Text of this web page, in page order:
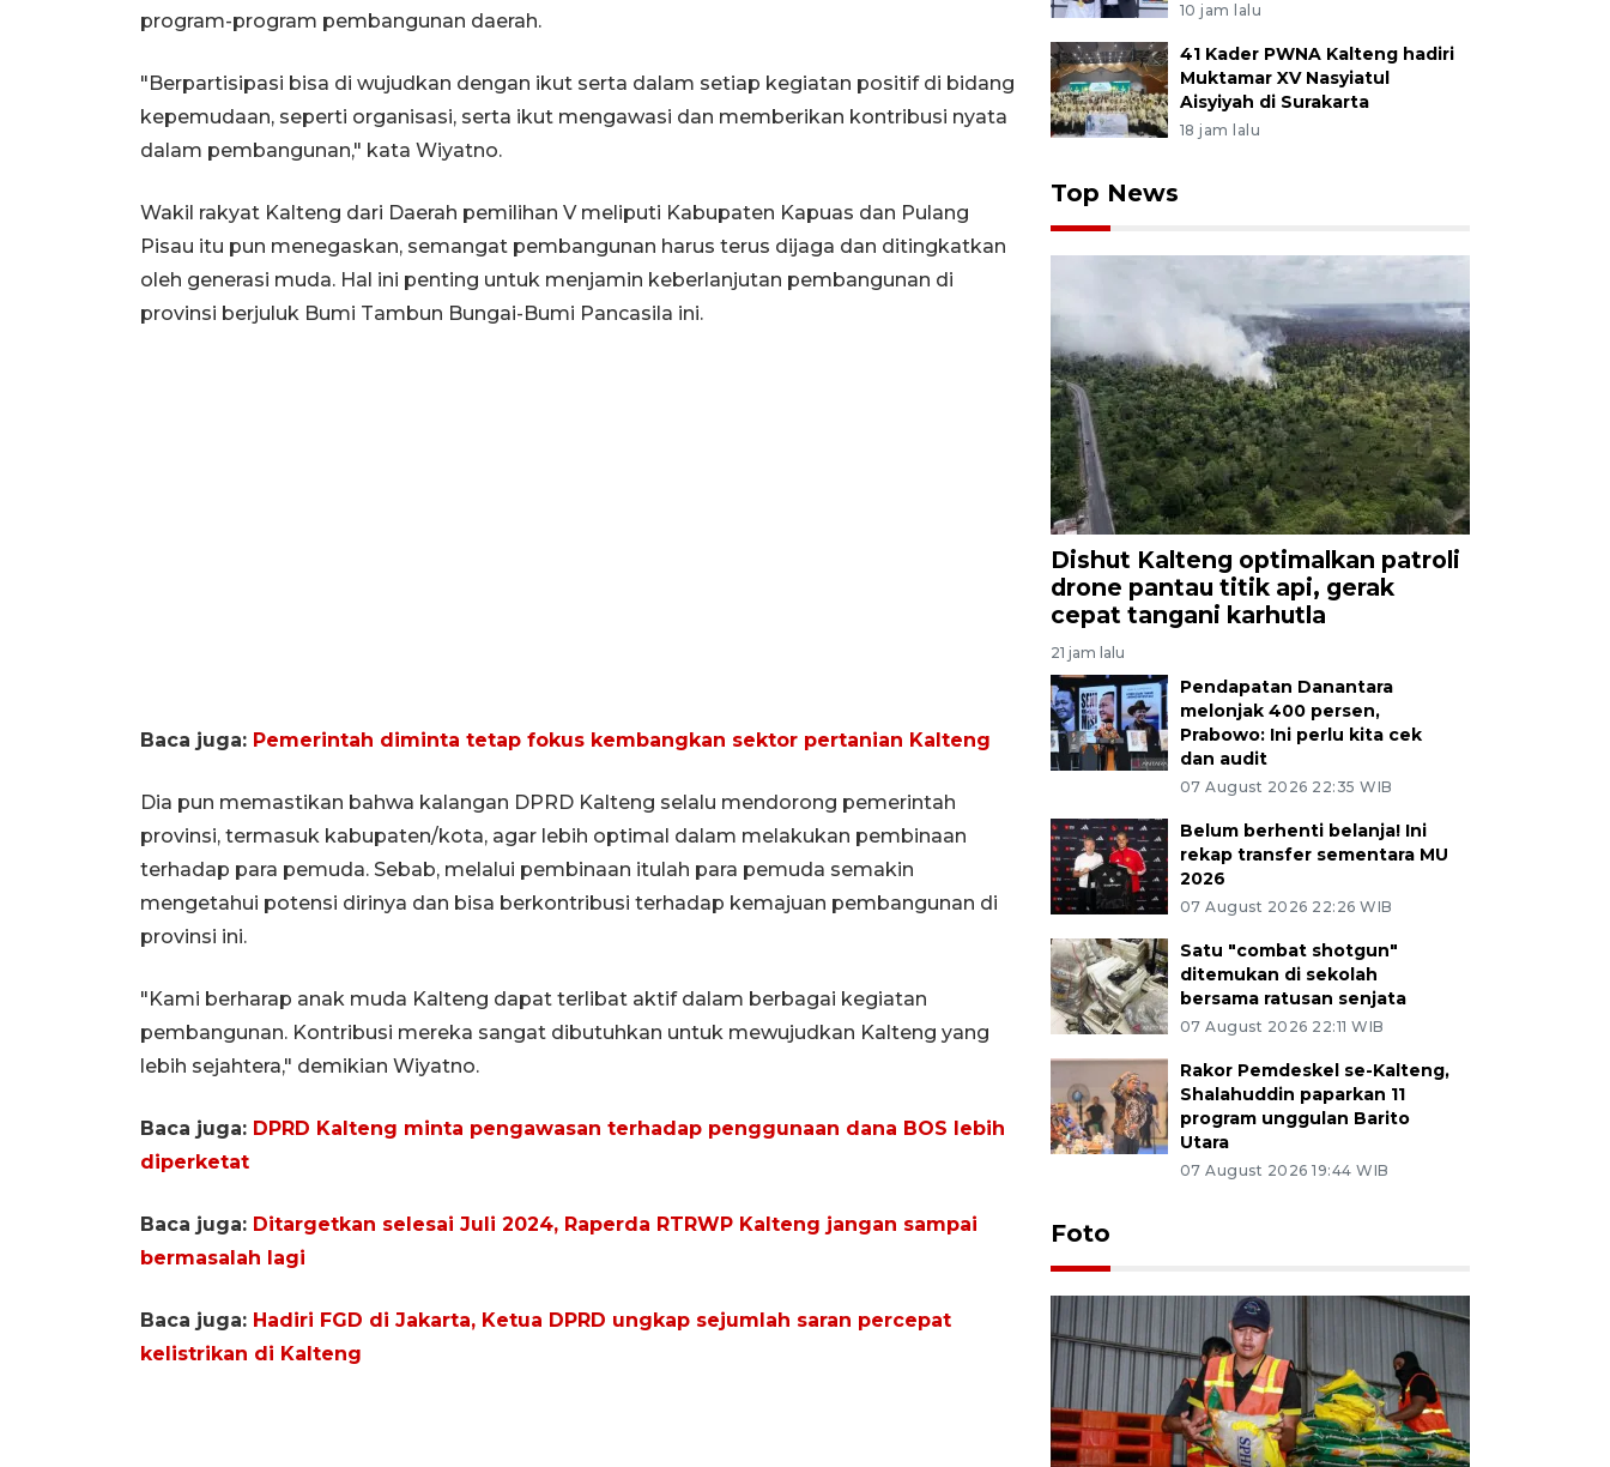
program-program pembangunan daerah.
"Berpartisipasi bisa di wujudkan dengan ikut serta dalam setiap kegiatan positif di bidang
kepemudaan, seperti organisasi, serta ikut mengawasi dan memberikan kontribusi nyata
dalam pembangunan," kata Wiyatno.
Wakil rakyat Kalteng dari Daerah pemilihan V meliputi Kabupaten Kapuas dan Pulang
Pisau itu pun menegaskan, semangat pembangunan harus terus dijaga dan ditingkatkan
oleh generasi muda. Hal ini penting untuk menjamin keberlanjutan pembangunan di
provinsi berjuluk Bumi Tambun Bungai-Bumi Pancasila ini.
Baca juga: Pemerintah diminta tetap fokus kembangkan sektor pertanian Kalteng
Dia pun memastikan bahwa kalangan DPRD Kalteng selalu mendorong pemerintah
provinsi, termasuk kabupaten/kota, agar lebih optimal dalam melakukan pembinaan
terhadap para pemuda. Sebab, melalui pembinaan itulah para pemuda semakin
mengetahui potensi dirinya dan bisa berkontribusi terhadap kemajuan pembangunan di
provinsi ini.
"Kami berharap anak muda Kalteng dapat terlibat aktif dalam berbagai kegiatan
pembangunan. Kontribusi mereka sangat dibutuhkan untuk mewujudkan Kalteng yang
lebih sejahtera," demikian Wiyatno.
Baca juga: DPRD Kalteng minta pengawasan terhadap penggunaan dana BOS lebih
diperketat
Baca juga: Ditargetkan selesai Juli 2024, Raperda RTRWP Kalteng jangan sampai
bermasalah lagi
Baca juga: Hadiri FGD di Jakarta, Ketua DPRD ungkap sejumlah saran percepat
kelistrikan di Kalteng
10 jam lalu
41 Kader PWNA Kalteng hadiri
Muktamar XV Nasyiatul
Aisyiyah di Surakarta
18 jam lalu
Top News
Dishut Kalteng optimalkan patroli
drone pantau titik api, gerak
cepat tangani karhutla
21 jam lalu
Pendapatan Danantara
melonjak 400 persen,
Prabowo: Ini perlu kita cek
dan audit
07 August 2026 22:35 WIB
Belum berhenti belanja! Ini
rekap transfer sementara MU
2026
07 August 2026 22:26 WIB
Satu "combat shotgun"
ditemukan di sekolah
bersama ratusan senjata
07 August 2026 22:11 WIB
Rakor Pemdeskel se-Kalteng,
Shalahuddin paparkan 11
program unggulan Barito
Utara
07 August 2026 19:44 WIB
Foto